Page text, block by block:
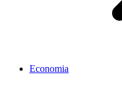
Economia